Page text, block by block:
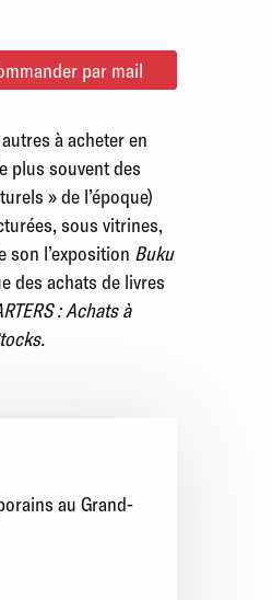
par mail
à acheter en
plus souvent des
» de l’époque)
sous vitrines,
son l’exposition Buku
des achats de livres
: Achats à
au Grand-